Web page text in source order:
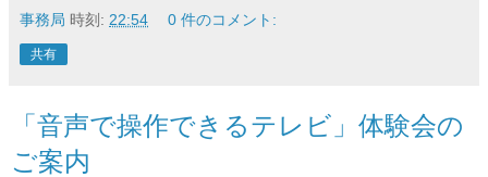
事務局 時刻: 22:54 0 件のコメント:
共有
「音声で操作できるテレビ」体験会の
ご案内